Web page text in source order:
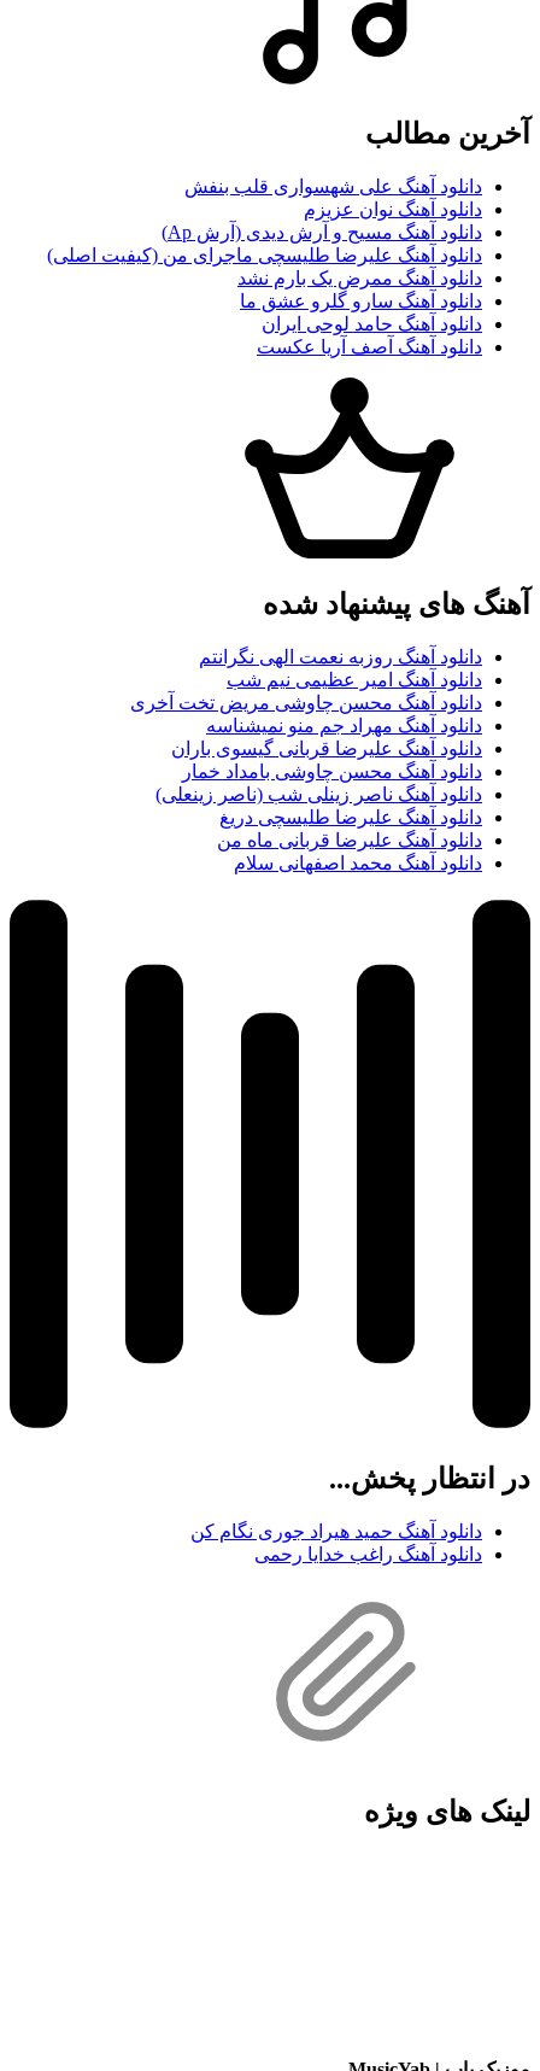
آخرین مطالب
دانلود آهنگ ‌علی شهسواری قلب بنفش
دانلود آهنگ نوان عزیزم
دانلود آهنگ مسیح و آرش دیدی (آرش Ap)
دانلود آهنگ علیرضا طلیسچی ماجرای من (کیفیت اصلی)
دانلود آهنگ ممرض یک بارم نشد
دانلود آهنگ سارو گلرو عشق ما
دانلود آهنگ حامد لوحی ایران
دانلود آهنگ آصف آریا عکست
آهنگ های پیشنهاد شده
دانلود آهنگ روزبه نعمت الهی نگرانتم
دانلود آهنگ امیر عظیمی نیم شب
دانلود آهنگ محسن چاوشی مریض تخت آخری
دانلود آهنگ مهراد جم منو نمیشناسه
دانلود آهنگ علیرضا قربانی گیسوی باران
دانلود آهنگ محسن چاوشی بامداد خمار
دانلود آهنگ ناصر زینلی شب (ناصر زینعلی)
دانلود آهنگ علیرضا طلیسچی دریغ
دانلود آهنگ علیرضا قربانی ماه من
دانلود آهنگ محمد اصفهانی سلام
در انتظار پخش...
دانلود آهنگ حمید هیراد جوری نگام کن
دانلود آهنگ راغب خدایا رحمی
لینک های ویژه